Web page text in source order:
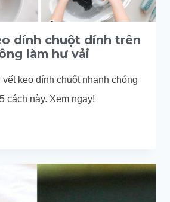
dính chuột dính trên
làm hư vải
keo dính chuột nhanh chóng
cách này. Xem ngay!